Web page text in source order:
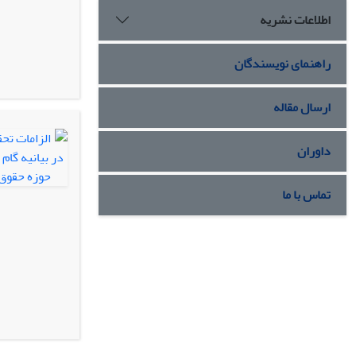
اطلاعات نشریه
راهنمای نویسندگان
ارسال مقاله
داوران
تماس با ما